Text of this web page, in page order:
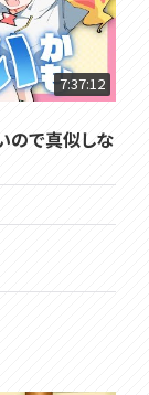
7:37:12
ので真似しな